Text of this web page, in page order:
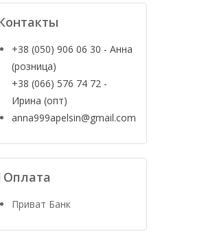
+38 (050) 906 06 30 - Анна
(розница)
+38 (066) 576 74 72 -
Ирина (опт)
anna999apelsin@gmail.com
Оплата
Приват Банк